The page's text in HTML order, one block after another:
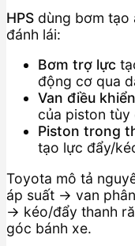
HPS dùng bơm tạo
đánh lái:
Bơm trợ lực
động cơ qua
Van điều khiển
của piston tùy
Piston trong
tạo lực đẩy/
Toyota mô tả
áp suất → van
→ kéo/đẩy thanh
góc bánh xe.